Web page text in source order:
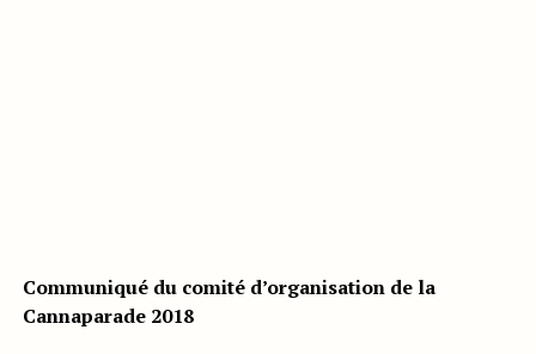
Communiqué du comité d’organisation de la
Cannaparade 2018